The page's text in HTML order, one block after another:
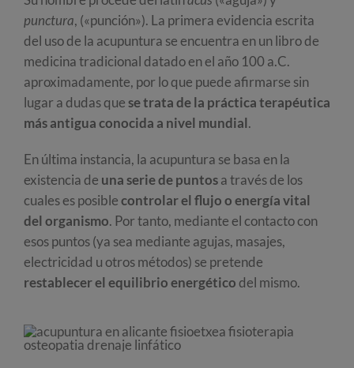
punctura, («punción»). La primera evidencia escrita
del uso de la acupuntura se encuentra en un libro de
medicina tradicional datado en el año 100 a.C.
aproximadamente, por lo que puede afirmarse sin
lugar a dudas quese trata de la práctica terapéutica
más antigua conocida a nivel mundial.
En última instancia, la acupuntura se basa en la
existencia de una serie de puntosa través de los
cuales es posiblecontrolar el flujo o energía vital
del organismo. Por tanto, mediante el contacto con
esos puntos (ya sea mediante agujas, masajes,
electricidad u otros métodos) se pretende
restablecer el equilibrio energéticodel mismo.